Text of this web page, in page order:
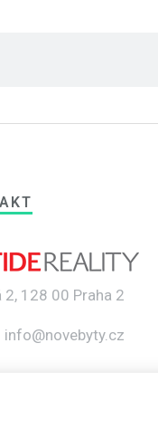
2, 128 00 Praha 2
info@novebyty.cz